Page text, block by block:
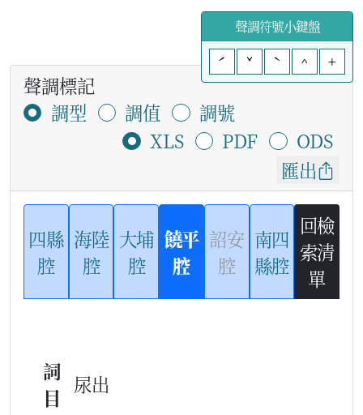
聲調符號小鍵盤
ˊ
ˇ ˋ ^ +
聲調標記
調型
調值
調號
XLS
PDF
ODS
匯出
四縣
腔
海陸
腔
大埔
腔
饒平
腔
詔安
腔
南四
縣腔
回檢
索清
單
詞
目
尿出